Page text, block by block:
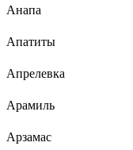
Анапа
Апатиты
Апрелевка
Арамиль
Арзамас